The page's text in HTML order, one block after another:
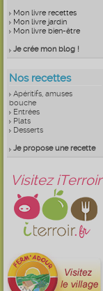
Mon livre recettes
Mon livre jardin
Mon livre bien-être
Je crée mon blog !
Nos recettes
Apéritifs, amuses
bouche
Entrées
Plats
Desserts
Je propose une recette
Visitez iTerroir